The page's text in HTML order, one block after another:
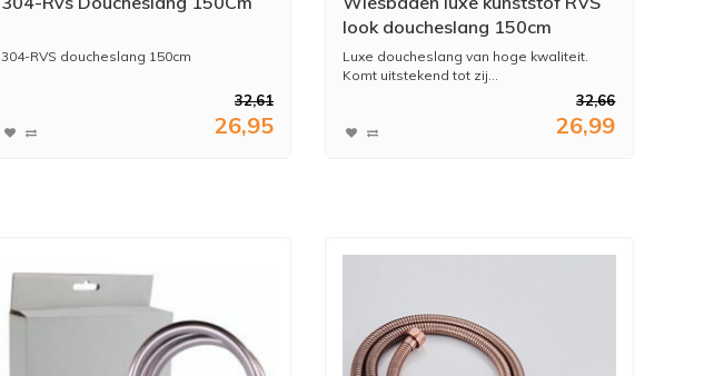
304-RVS doucheslang 150cm
32,61
26,95
look doucheslang 150cm
Luxe doucheslang van hoge kwaliteit.
Komt uitstekend tot zij...
32,66
26,99